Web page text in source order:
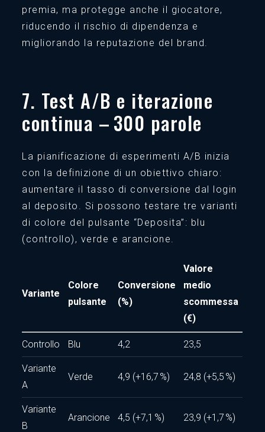
premia, ma protegge anche il giocatore,
riducendo il rischio di dipendenza e
migliorando la reputazione del brand.
7. Test A/B e iterazione
continua – 300 parole
La pianificazione di esperimenti A/B inizia
con la definizione di un obiettivo chiaro:
aumentare il tasso di conversione dal login
al deposito. Si possono testare tre varianti
di colore del pulsante “Deposita”: blu
(controllo), verde e arancione.
Variante
Colore
pulsante
Conversione
(%)
Valore
medio
scommessa
(€)
Controllo Blu 4,2 23,5
Variante
A
Verde 4,9 (+16,7 %) 24,8 (+5,5 %)
Variante
B
Arancione 4,5 (+7,1 %) 23,9 (+1,7 %)